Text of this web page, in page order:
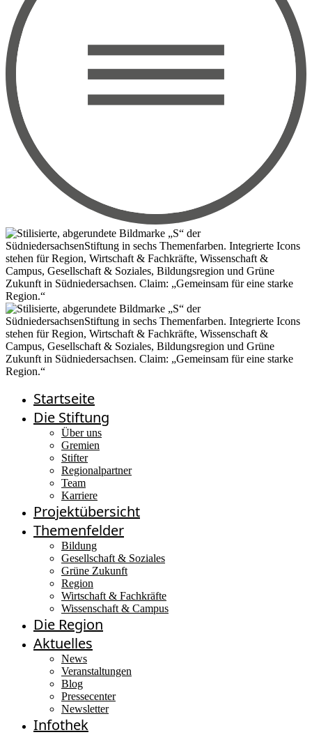
Startseite
Die Stiftung
Über uns
Gremien
Stifter
Regionalpartner
Team
Karriere
Projektübersicht
Themenfelder
Bildung
Gesellschaft & Soziales
Grüne Zukunft
Region
Wirtschaft & Fachkräfte
Wissenschaft & Campus
Die Region
Aktuelles
News
Veranstaltungen
Blog
Pressecenter
Newsletter
Infothek